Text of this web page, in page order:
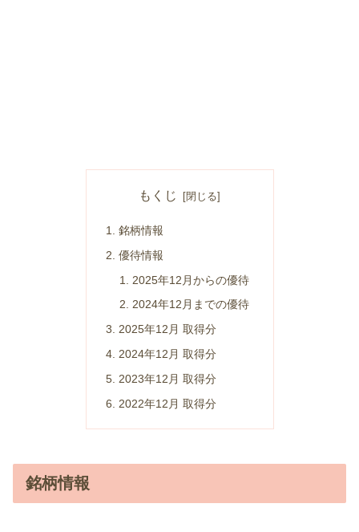
もくじ
銘柄情報
優待情報
2025年12月からの優待
2024年12月までの優待
2025年12月 取得分
2024年12月 取得分
2023年12月 取得分
2022年12月 取得分
銘柄情報